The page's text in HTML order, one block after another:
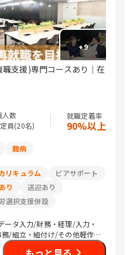
+9
支援)専門コースあり｜在
人数
定員(20名)
就職定着率
90%以上
難病
リキュラム
ピアサポート
り
送迎あり
選択支援併設
ータ入力/財務・経理/入力・
/組立・組付け/その他軽作
ペレーター/警備/農作業